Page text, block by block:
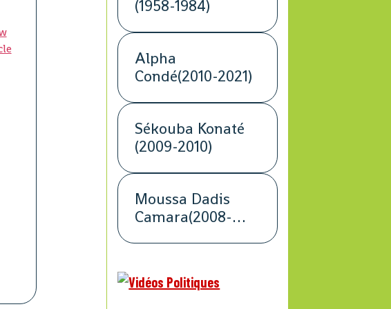
(1958-1984)
Alpha
Condé(2010-2021)
Sékouba Konaté
(2009-2010)
Moussa Dadis
Camara(2008-